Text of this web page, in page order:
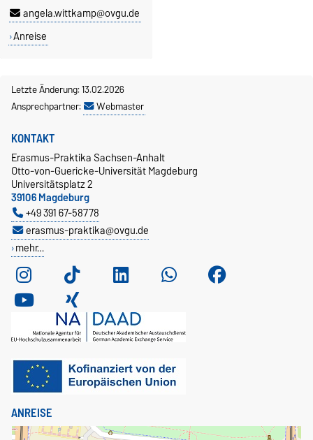
angela.wittkamp@ovgu.de
Anreise
Letzte Änderung: 13.02.2026
Ansprechpartner:
Webmaster
KONTAKT
Erasmus-Praktika Sachsen-Anhalt
Otto-von-Guericke-Universität Magdeburg
Universitätsplatz 2
39106 Magdeburg
+49 391 67-58778
erasmus-praktika@ovgu.de
mehr…
ANREISE